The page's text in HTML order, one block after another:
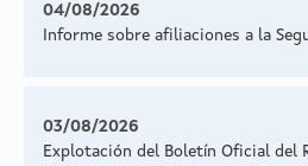
04/08/2026
Informe sobre afiliaciones a la
03/08/2026
Explotación del Boletín Oficial del